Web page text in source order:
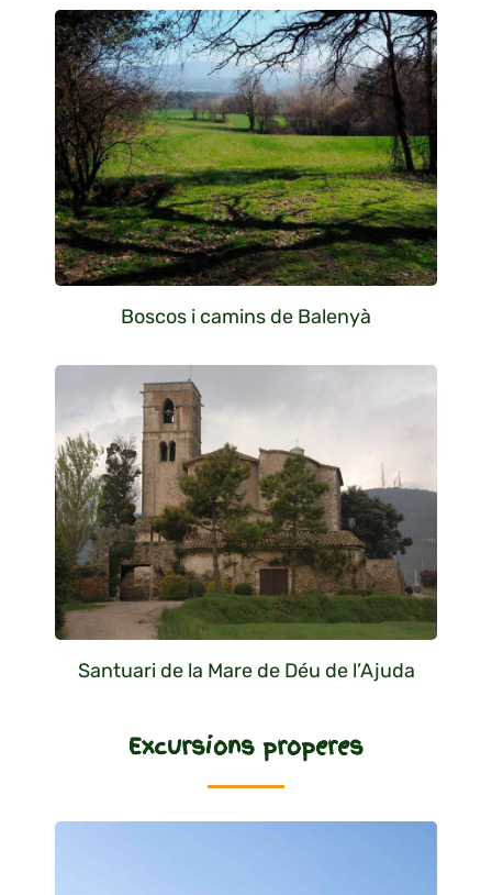
Boscos i camins de Balenyà
Santuari de la Mare de Déu de l’Ajuda
Excursions properes